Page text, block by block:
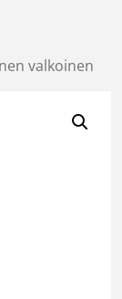
valkoinen